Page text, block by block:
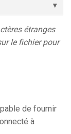
étranges
le fichier pour
de fournir
à